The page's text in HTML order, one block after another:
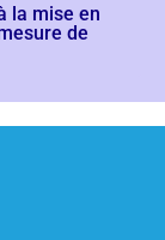
la mise en
de